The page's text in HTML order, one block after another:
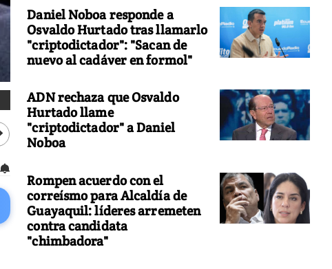
Daniel Noboa responde a
Osvaldo Hurtado tras llamarlo
"criptodictador": "Sacan de
nuevo al cadáver en formol"
ADN rechaza que Osvaldo
Hurtado llame
"criptodictador" a Daniel
Noboa
Rompen acuerdo con el
correísmo para Alcaldía de
Guayaquil: líderes arremeten
contra candidata
"chimbadora"